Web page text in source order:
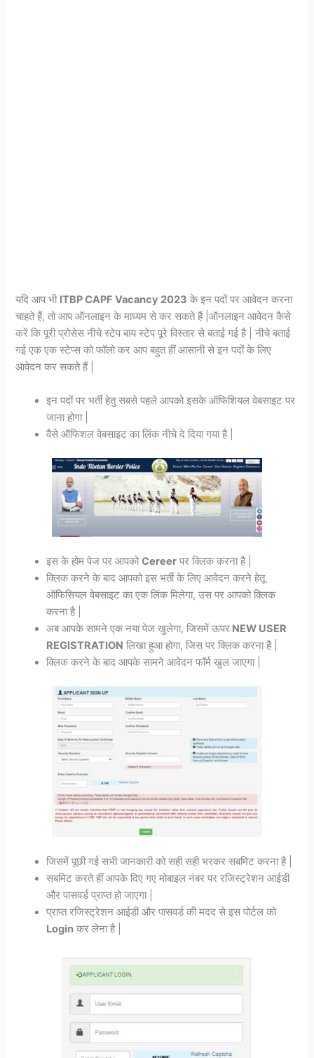
यदि आप भी ITBP CAPF Vacancy 2023 के इन पदों पर आवेदन करना
चाहते हैं, तो आप ऑनलाइन के माध्यम से कर सकते हैं |ऑनलाइन आवेदन कैसे
करें कि पूरी प्रोसेस नीचे स्टेप बाय स्टेप पूरे विस्तार से बताई गई है | नीचे बताई
गई एक एक स्टेप्स को फॉलो कर आप बहुत हीं आसानी से इन पदों के लिए
आवेदन कर सकते हैं |
इन पदों पर भर्ती हेतु सबसे पहले आपको इसके ऑफिशियल वेबसाइट पर
जाना होगा |
वैसे ऑफिशल वेबसाइट का लिंक नीचे दे दिया गया है |
इस के होम पेज पर आपकोCereer पर क्लिक करना है |
क्लिक करने के बाद आपको इस भर्ती के लिए आवेदन करने हेतू
ऑफिसियल वेबसाइट का एक लिंक मिलेगा, उस पर आपको क्लिक
करना है |
अब आपके सामने एक नया पेज खुलेगा, जिसमें ऊपर NEW USER
REGISTRATION लिखा हुआ होगा, जिस पर क्लिक करना है |
क्लिक करने के बाद आपके सामने आवेदन फॉर्म खुल जाएगा |
जिसमें पूछी गई सभी जानकारी को सही सही भरकर सबमिट करना है |
सबमिट करते हीं आपके दिए गए मोबाइल नंबर पर रजिस्ट्रेशन आईडी
और पासवर्ड प्राप्त हो जाएगा |
प्राप्त रजिस्ट्रेशन आईडी और पासवर्ड की मदद से इस पोर्टल को
Login कर लेना है |